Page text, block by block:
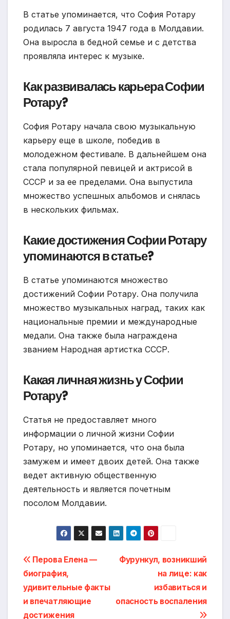
В статье упоминается, что София Ротару
родилась 7 августа 1947 года в Молдавии.
Она выросла в бедной семье и с детства
проявляла интерес к музыке.
Как развивалась карьера Софии
Ротару?
София Ротару начала свою музыкальную
карьеру еще в школе, победив в
молодежном фестивале. В дальнейшем она
стала популярной певицей и актрисой в
СССР и за ее пределами. Она выпустила
множество успешных альбомов и снялась
в нескольких фильмах.
Какие достижения Софии Ротару
упоминаются в статье?
В статье упоминаются множество
достижений Софии Ротару. Она получила
множество музыкальных наград, таких как
национальные премии и международные
медали. Она также была награждена
званием Народная артистка СССР.
Какая личная жизнь у Софии
Ротару?
Статья не предоставляет много
информации о личной жизни Софии
Ротару, но упоминается, что она была
замужем и имеет двоих детей. Она также
ведет активную общественную
деятельность и является почетным
посолом Молдавии.
Навигация
по
записям
Фурункул, возникший
на лице: как
избавиться и
опасность воспаления
Перова Елена —
биография,
удивительные факты
и впечатляющие
достижения